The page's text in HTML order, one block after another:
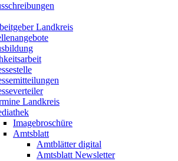
Landkreis
Landkreis
Imagebroschüre
Amtsblatt
Amtblätter digital
Amtsblatt Newsletter